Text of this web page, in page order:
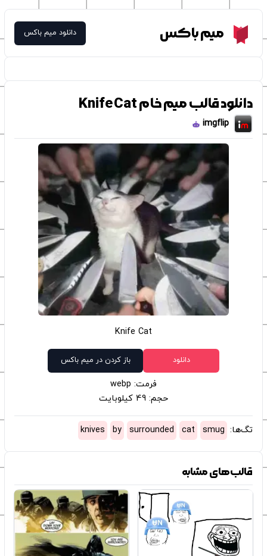
Meme Boxمیم باکس دانلود میم باکس
دانلود قالب میم خام Knife Cat
imgflip
Knife Cat
دانلود باز کردن در میم باکس
فرمت: webp
حجم: 49 کیلوبایت
تگ‌ها: smug
cat
surrounded
by
knives
قالب‌های مشابه